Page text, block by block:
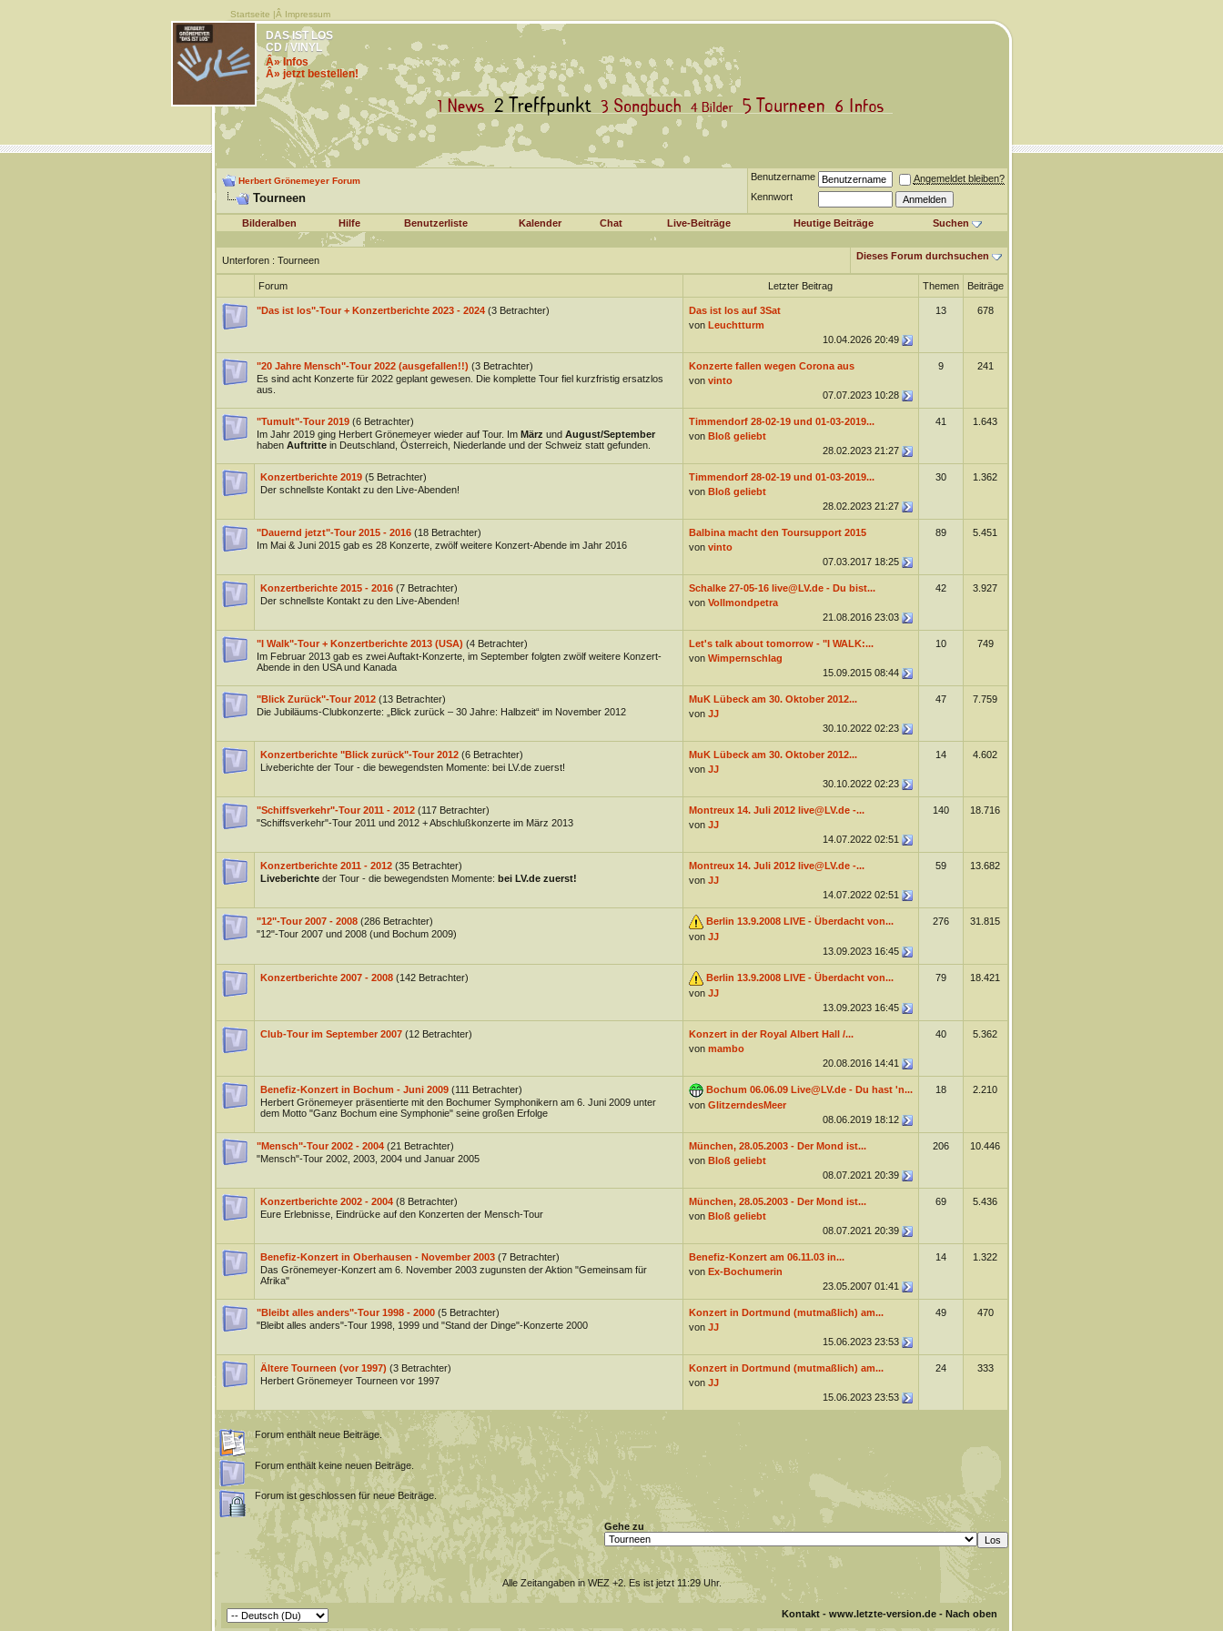
Startseite |Â Impressum
DAS IST LOS
CD / VINYL
Â» Infos
Â» jetzt bestellen!
Herbert Grönemeyer Forum
Tourneen
Benutzername
Angemeldet bleiben?
Kennwort
Bilderalben Hilfe Benutzerliste Kalender Chat Live-Beiträge Heutige Beiträge Suchen
Unterforen: Tourneen Dieses Forum durchsuchen
Forum Letzter Beitrag Themen Beiträge
"Das ist los"-Tour + Konzertberichte 2023 - 2024 (3 Betrachter)
Das ist los auf 3Sat
von Leuchtturm
10.04.2026 20:49
13 678
"20 Jahre Mensch"-Tour 2022 (ausgefallen!!) (3 Betrachter)
Es sind acht Konzerte für 2022 geplant gewesen. Die komplette Tour fiel kurzfristig ersatzlos
aus.
Konzerte fallen wegen Corona aus
von vinto
07.07.2023 10:28
9 241
"Tumult"-Tour 2019 (6 Betrachter)
Im Jahr 2019 ging Herbert Grönemeyer wieder auf Tour. Im März und August/September
haben Auftrittein Deutschland, Österreich, Niederlande und der Schweiz statt gefunden.
Timmendorf 28-02-19 und 01-03-2019...
von Bloß geliebt
28.02.2023 21:27
41 1.643
Konzertberichte 2019 (5 Betrachter)
Der schnellste Kontakt zu den Live-Abenden!
Timmendorf 28-02-19 und 01-03-2019...
von Bloß geliebt
28.02.2023 21:27
30 1.362
"Dauernd jetzt"-Tour 2015 - 2016 (18 Betrachter)
Im Mai & Juni 2015 gab es 28 Konzerte, zwölf weitere Konzert-Abende im Jahr 2016
Balbina macht den Toursupport 2015
von vinto
07.03.2017 18:25
89 5.451
Konzertberichte 2015 - 2016 (7 Betrachter)
Der schnellste Kontakt zu den Live-Abenden!
Schalke 27-05-16 live@LV.de - Du bist...
von Vollmondpetra
21.08.2016 23:03
42 3.927
"I Walk"-Tour + Konzertberichte 2013 (USA) (4 Betrachter)
Im Februar 2013 gab es zwei Auftakt-Konzerte, im September folgten zwölf weitere Konzert-
Abende in den USA und Kanada
Let's talk about tomorrow - "I WALK:...
von Wimpernschlag
15.09.2015 08:44
10 749
"Blick Zurück"-Tour 2012 (13 Betrachter)
Die Jubiläums-Clubkonzerte: „Blick zurück – 30 Jahre: Halbzeit“ im November 2012
MuK Lübeck am 30. Oktober 2012...
von JJ
30.10.2022 02:23
47 7.759
Konzertberichte "Blick zurück"-Tour 2012 (6 Betrachter)
Liveberichte der Tour - die bewegendsten Momente: bei LV.de zuerst!
MuK Lübeck am 30. Oktober 2012...
von JJ
30.10.2022 02:23
14 4.602
"Schiffsverkehr"-Tour 2011 - 2012 (117 Betrachter)
"Schiffsverkehr"-Tour 2011 und 2012 + Abschlußkonzerte im März 2013
Montreux 14. Juli 2012 live@LV.de -...
von JJ
14.07.2022 02:51
140 18.716
Konzertberichte 2011 - 2012 (35 Betrachter)
Liveberichteder Tour - die bewegendsten Momente: bei LV.de zuerst!
Montreux 14. Juli 2012 live@LV.de -...
von JJ
14.07.2022 02:51
59 13.682
"12"-Tour 2007 - 2008 (286 Betrachter)
"12"-Tour 2007 und 2008 (und Bochum 2009)
Berlin 13.9.2008 LIVE - Überdacht von...
von JJ
13.09.2023 16:45
276 31.815
Konzertberichte 2007 - 2008 (142 Betrachter)
Berlin 13.9.2008 LIVE - Überdacht von...
von JJ
13.09.2023 16:45
79 18.421
Club-Tour im September 2007 (12 Betrachter)
Konzert in der Royal Albert Hall /...
von mambo
20.08.2016 14:41
40 5.362
Benefiz-Konzert in Bochum - Juni 2009 (111 Betrachter)
Herbert Grönemeyer präsentierte mit den Bochumer Symphonikern am 6. Juni 2009 unter
dem Motto "Ganz Bochum eine Symphonie" seine großen Erfolge
Bochum 06.06.09 Live@LV.de - Du hast 'n...
von GlitzerndesMeer
08.06.2019 18:12
18 2.210
"Mensch"-Tour 2002 - 2004 (21 Betrachter)
"Mensch"-Tour 2002, 2003, 2004 und Januar 2005
München, 28.05.2003 - Der Mond ist...
von Bloß geliebt
08.07.2021 20:39
206 10.446
Konzertberichte 2002 - 2004 (8 Betrachter)
Eure Erlebnisse, Eindrücke auf den Konzerten der Mensch-Tour
München, 28.05.2003 - Der Mond ist...
von Bloß geliebt
08.07.2021 20:39
69 5.436
Benefiz-Konzert in Oberhausen - November 2003 (7 Betrachter)
Das Grönemeyer-Konzert am 6. November 2003 zugunsten der Aktion "Gemeinsam für
Afrika"
Benefiz-Konzert am 06.11.03 in...
von Ex-Bochumerin
23.05.2007 01:41
14 1.322
"Bleibt alles anders"-Tour 1998 - 2000 (5 Betrachter)
"Bleibt alles anders"-Tour 1998, 1999 und "Stand der Dinge"-Konzerte 2000
Konzert in Dortmund (mutmaßlich) am...
von JJ
15.06.2023 23:53
49 470
Ältere Tourneen (vor 1997) (3 Betrachter)
Herbert Grönemeyer Tourneen vor 1997
Konzert in Dortmund (mutmaßlich) am...
von JJ
15.06.2023 23:53
24 333
Forum enthält neue Beiträge.
Forum enthält keine neuen Beiträge.
Forum ist geschlossen für neue Beiträge.
Gehe zu
Alle Zeitangaben in WEZ +2. Es ist jetzt11:29Uhr.
Kontakt- www.letzte-version.de- Nach oben